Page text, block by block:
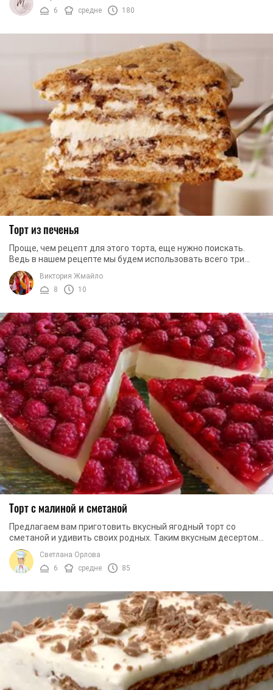
6
средне 180
Торт из печенья
Проще, чем рецепт для этого торта, еще нужно поискать.
Ведь в нашем рецепте мы будем использовать всего три
ингредиента, которые можно найти в любом ...
Виктория Жмайло
8
10
Торт с малиной и сметаной
Предлагаем вам приготовить вкусный ягодный торт со
сметаной и удивить своих родных. Таким вкусным десертом
вы всегда сможете угостить друзей и ...
Светлана Орлова
6
средне 85